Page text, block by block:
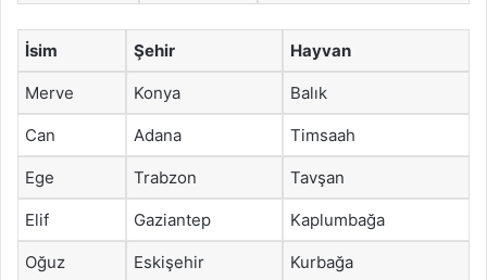
İsim Şehir Hayvan
Merve Konya Balık
Can Adana Timsaah
Ege Trabzon Tavşan
Elif Gaziantep Kaplumbağa
Oğuz Eskişehir Kurbağa